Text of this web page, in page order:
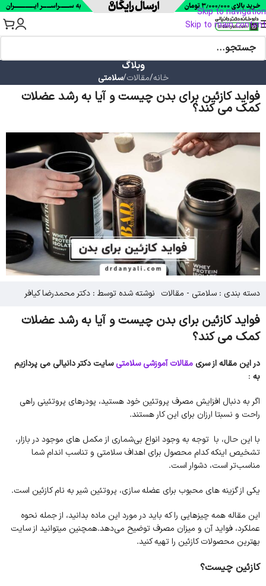
Skip to navigation
Skip to main content
وبلاگ
خانه/مقالات/سلامتی
فواید کازئین برای بدن چیست و آیا به رشد عضلات
کمک می کند؟
دسته بندی : سلامتی - مقالات نوشته شده توسط : دکتر محمدرضا کیافر
فواید کازئین برای بدن چیست و آیا به رشد عضلات
کمک می کند؟
در این مقاله از سری مقالات آموزشیسلامتیسایت دکتر دانیالی می پردازیم
به :
اگر به دنبال افزایش مصرف پروتئین خود هستید، پودرهای پروتئینی راهی
راحت و نسبتا ارزان برای این کار هستند.
با این حال، با توجه به وجود انواع بی‌شماری از مکمل های موجود در بازار،
تشخیص اینکه کدام محصول برای اهداف سلامتی و تناسب اندام شما
مناسب‌تر است، دشوار است.
یکی از گزینه های محبوب برای عضله سازی، پروتئین شیر به نام کازئین است.
این مقاله همه چیزهایی را که باید در مورد این ماده بدانید، از جمله نحوه
عملکرد، فواید آن و میزان مصرف توضیح می‌دهد.همچنین میتوانید از سایت
بهترین محصولات کازئین را تهیه کنید.
کازئین چیست؟